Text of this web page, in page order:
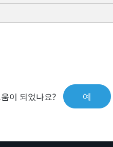
이 되었나요? 예